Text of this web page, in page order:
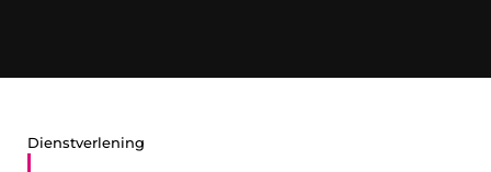
Dienstverlening